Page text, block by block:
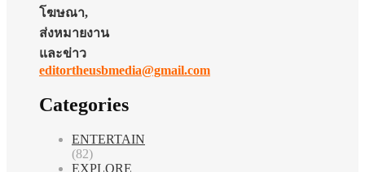
โฆษณา,
ส่งหมายงาน
และข่าว
editortheusbmedia@gmail.com
Categories
ENTERTAIN
(82)
EXPLORE